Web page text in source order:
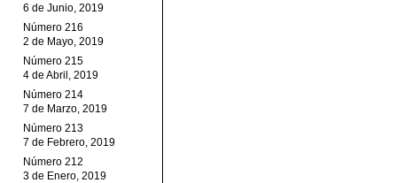
6 de Junio, 2019
Número 216
2 de Mayo, 2019
Número 215
4 de Abril, 2019
Número 214
7 de Marzo, 2019
Número 213
7 de Febrero, 2019
Número 212
3 de Enero, 2019